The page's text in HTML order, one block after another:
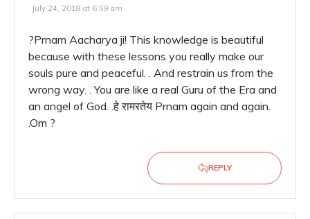
July 24, 2018 at 6:59 am
?Prnam Aacharya ji! This knowledge is beautiful
because with these lessons you really make our
souls pure and peaceful. . And restrain us from the
wrong way. . You are like a real Guru of the Era and
an angel of God. .हे रामरतेय Prnam again and again.
.Om ?
REPLY